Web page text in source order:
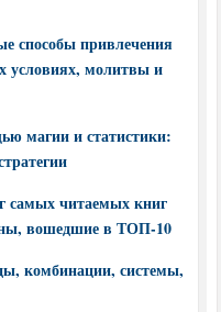
способы привлечения
условиях, молитвы и
магии и статистики:
самых читаемых книг
вошедшие в ТОП-10
комбинации, системы,